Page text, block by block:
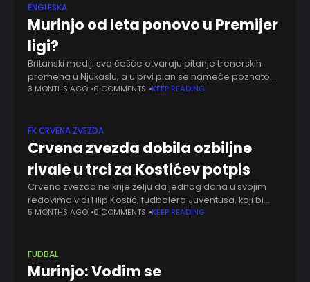
ENGLESKA
Murinjo od leta ponovo u Premijer
ligi?
Britanski mediji sve češće otvaraju pitanje trenerskih
promena u Njukaslu, a u prvi plan se nameće poznato
ime - Žoze Murinjo! Paralelno sa tim, sve se više analizira
3 MONTHS AGO 0 COMMENTS KEEP READING
FK CRVENA ZVEZDA
Crvena zvezda dobila ozbiljne
rivale u trci za Kostićev potpis
Crvena zvezda ne krije želju da jednog dana u svojim
redovima vidi Filip Kostić, fudbalera Juventusa, koji bi
prema planovima sa Marakane mogao da završi
5 MONTHS AGO 0 COMMENTS KEEP READING
FUDBAL
Murinjo: Vodim se